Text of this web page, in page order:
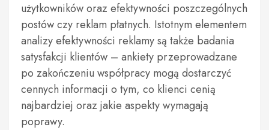
użytkowników oraz efektywności poszczególnych
postów czy reklam płatnych. Istotnym elementem
analizy efektywności reklamy są także badania
satysfakcji klientów – ankiety przeprowadzane
po zakończeniu współpracy mogą dostarczyć
cennych informacji o tym, co klienci cenią
najbardziej oraz jakie aspekty wymagają
poprawy.